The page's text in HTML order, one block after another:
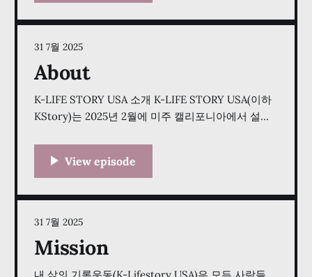
취를 넘어, 그는 50대에 겪었던 심각한 건강 위기를
About
K-LIFE STORY USA 소개 K-LIFE STORY USA(이하
KStory)는 2025년 2월에 미주 캘리포니아에서 설립
이야기를 포착하고, 공유하며, 기록하는 데 헌신하는
귀 기울이는 것이 강력한 관계를 구축하고, 공감을 심
화시키며, 우리
31 7월 2025
Mission
31 7월 2025